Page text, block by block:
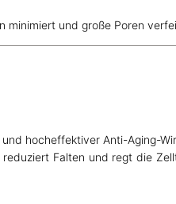
minimiert und große Poren
hocheffektiver Anti-Aging-
Falten und regt die